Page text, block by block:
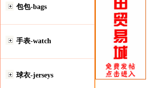
包包-bags
手表-watch
球衣-jerseys